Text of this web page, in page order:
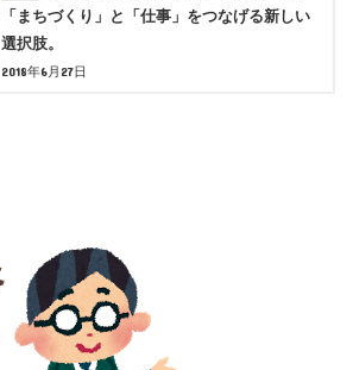
「まちづくり」と「仕事」をつなげる新しい
選択肢。
2018年6月27日